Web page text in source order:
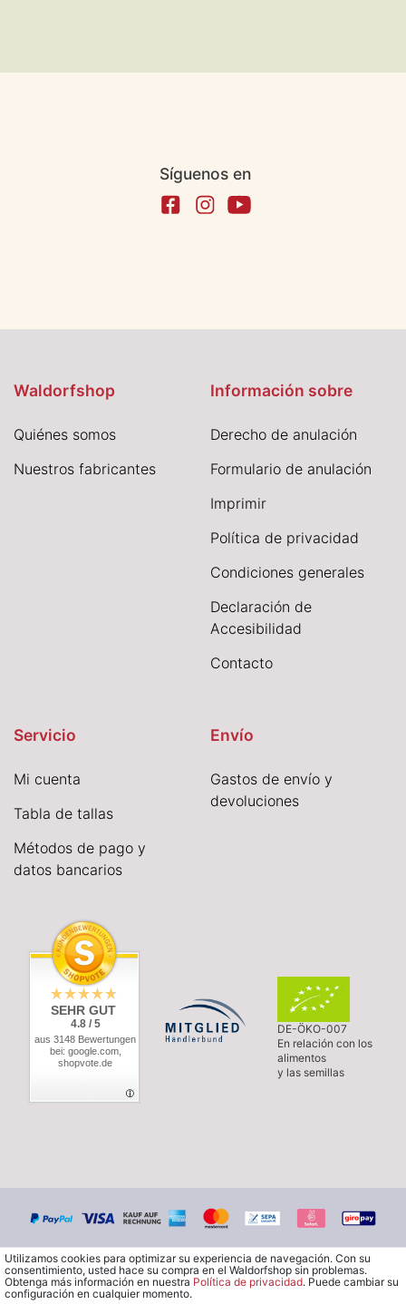
Síguenos en
Waldorfshop
Quiénes somos
Nuestros fabricantes
Información sobre
Derecho de anulación
Formulario de anulación
Imprimir
Política de privacidad
Condiciones generales
Declaración de
Accesibilidad
Contacto
Servicio
Mi cuenta
Tabla de tallas
Métodos de pago y
datos bancarios
Envío
Gastos de envío y
devoluciones
SEHR GUT
4.8 / 5
aus 3148 Bewertungen
bei: google.com,
shopvote.de
DE-ÖKO-007
En relación con los
alimentos
y las semillas
Utilizamos cookies para optimizar su experiencia de navegación. Con su
consentimiento, usted hace su compra en el Waldorfshop sin problemas.
Obtenga más información en nuestra Política de privacidad. Puede cambiar su
configuración en cualquier momento.